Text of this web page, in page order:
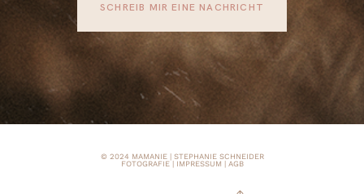
SCHREIB MIR EINE NACHRICHT
© 2024 MAMANIE | STEPHANIE SCHNEIDER
FOTOGRAFIE | IMPRESSUM | AGB